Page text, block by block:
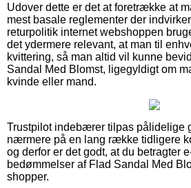
Udover dette er det at foretrække at
mest basale reglementer der
returpolitik internet webshoppen
det ydermere relevant, at man til
kvittering, så man altid vil kunne
Sandal Med Blomst, ligegyldigt om
kvinde eller mand.
Trustpilot indebærer tilpas pålidelige
nærmere på en lang række tidligere
og derfor er det godt, at du betragter
bedømmelser af Flad Sandal Med
shopper.